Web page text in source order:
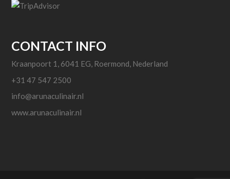
CONTACT INFO
Kraanpoort 1, 6041 EG, Roermond, Nederland
+31 47 547 2500
info@arunaculinair.nl
www.arunaculinair.nl